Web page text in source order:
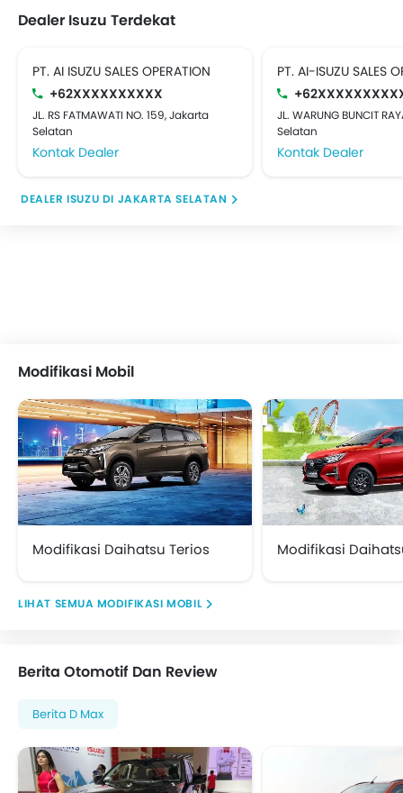
Dealer Isuzu Terdekat
PT. AI ISUZU SALES OPERATION
+62XXXXXXXXXX
JL. RS FATMAWATI NO. 159, Jakarta
Selatan
Kontak Dealer
PT. AI-ISUZU SALES
JL. WARUNG BUNCIT
Selatan
Kontak Dealer
DEALER ISUZU DI JAKARTA SELATAN
Modifikasi Mobil
Modifikasi Daihatsu Terios Modifikasi
MODIFIKASI MOBIL
Berita Otomotif Dan Review
Berita D Max